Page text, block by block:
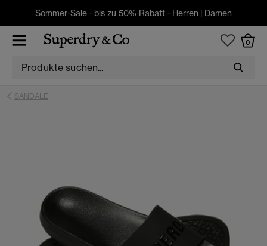
Sommer-Sale - bis zu 50% Rabatt - Herren | Damen
0
SANDALE